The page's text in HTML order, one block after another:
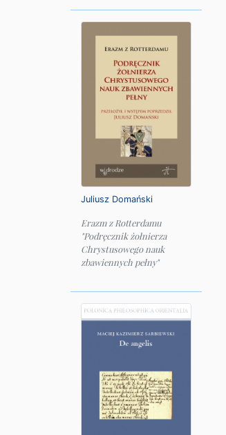
Juliusz Domański
Erazm z Rotterdamu
"Podręcznik żołnierza
Chrystusowego nauk
zbawiennych pełny"